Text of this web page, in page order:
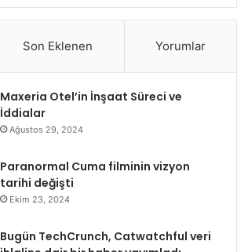
Son Eklenen Yorumlar
Maxeria Otel’in İnşaat Süreci ve
İddialar
Ağustos 29, 2024
Paranormal Cuma filminin vizyon
tarihi değişti
Ekim 23, 2024
Bugün TechCrunch, Catwatchful veri